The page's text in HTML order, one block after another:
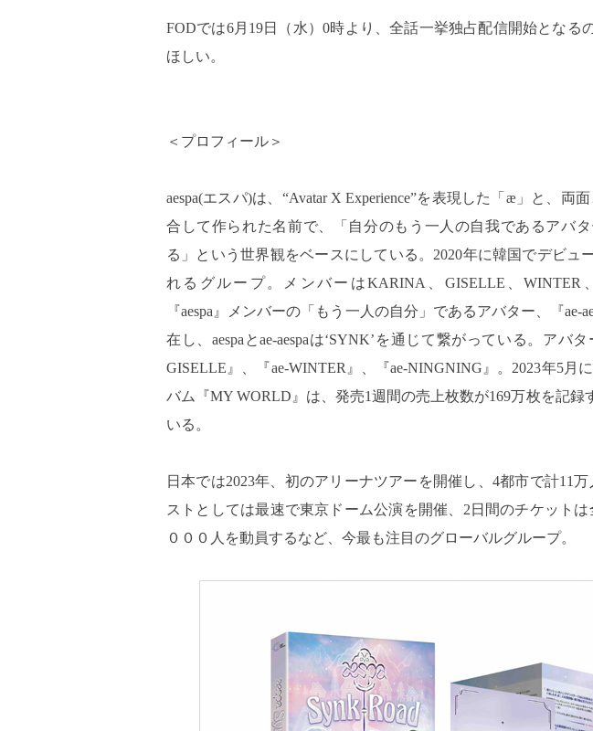
FODでは6月19日（水）0時より、全話一挙独占配信開始となる
ほしい。
＜プロフィール＞
aespa(エスパ)は、“Avatar X Experience”を表現した「æ」と、両
合して作られた名前で、「自分のもう一人の自我であるアバ
る」という世界観をベースにしている。2020年に韓国でデビュ
れるグループ。メンバーはKARINA、GISELLE、WINTER
『aespa』メンバーの「もう一人の自分」であるアバター、『ae-
在し、aespaとae-aespaは‘SYNK’を通じて繋がっている。アバ
GISELLE』、『ae-WINTER』、『ae-NINGNING』。2023年5月
バム『MY WORLD』は、発売1週間の売上枚数が169万枚を記録
いる。
日本では2023年、初のアリーナツアーを開催し、4都市で計11
ストとしては最速で東京ドーム公演を開催、2日間のチケット
０００人を動員するなど、今最も注目のグローバルグループ。